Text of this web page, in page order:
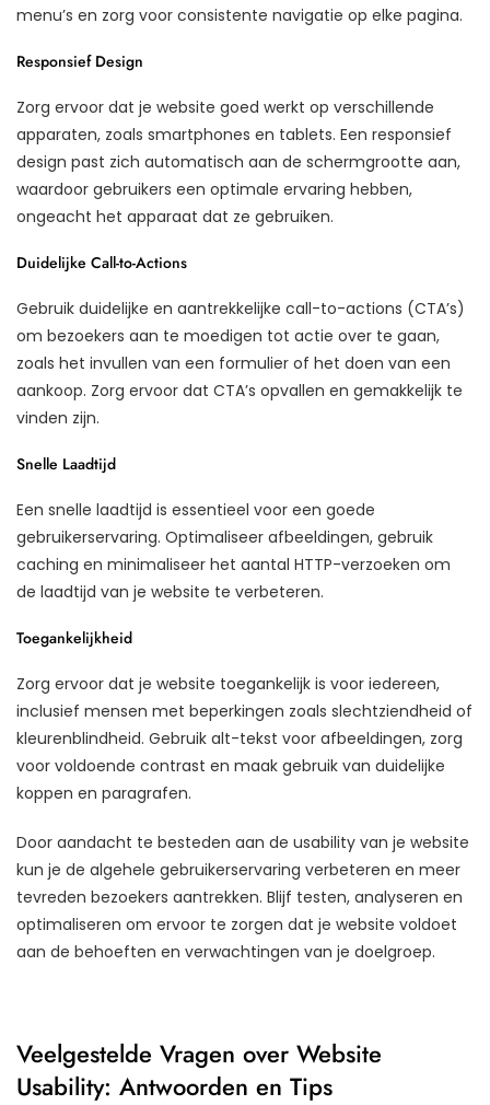
menu’s en zorg voor consistente navigatie op elke pagina.
Responsief Design
Zorg ervoor dat je website goed werkt op verschillende
apparaten, zoals smartphones en tablets. Een responsief
design past zich automatisch aan de schermgrootte aan,
waardoor gebruikers een optimale ervaring hebben,
ongeacht het apparaat dat ze gebruiken.
Duidelijke Call-to-Actions
Gebruik duidelijke en aantrekkelijke call-to-actions (CTA’s)
om bezoekers aan te moedigen tot actie over te gaan,
zoals het invullen van een formulier of het doen van een
aankoop. Zorg ervoor dat CTA’s opvallen en gemakkelijk te
vinden zijn.
Snelle Laadtijd
Een snelle laadtijd is essentieel voor een goede
gebruikerservaring. Optimaliseer afbeeldingen, gebruik
caching en minimaliseer het aantal HTTP-verzoeken om
de laadtijd van je website te verbeteren.
Toegankelijkheid
Zorg ervoor dat je website toegankelijk is voor iedereen,
inclusief mensen met beperkingen zoals slechtziendheid of
kleurenblindheid. Gebruik alt-tekst voor afbeeldingen, zorg
voor voldoende contrast en maak gebruik van duidelijke
koppen en paragrafen.
Door aandacht te besteden aan de usability van je website
kun je de algehele gebruikerservaring verbeteren en meer
tevreden bezoekers aantrekken. Blijf testen, analyseren en
optimaliseren om ervoor te zorgen dat je website voldoet
aan de behoeften en verwachtingen van je doelgroep.
Veelgestelde Vragen over Website
Usability: Antwoorden en Tips